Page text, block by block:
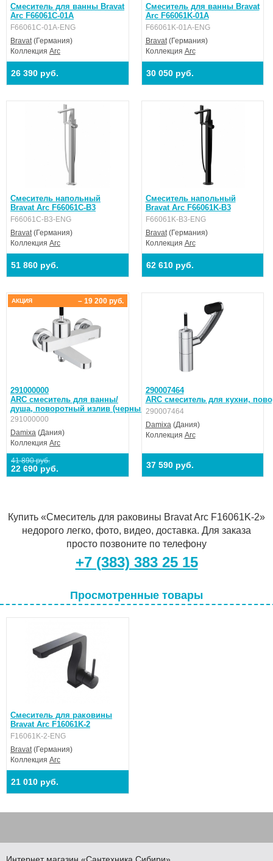
Смеситель для ванны Bravat
Arc F66061C-01A
F66061C-01A-ENG
Bravat(Германия)
Коллекция Arc
26 390 руб.
Смеситель для ванны Bravat
Arc F66061K-01A
F66061K-01A-ENG
Bravat(Германия)
Коллекция Arc
30 050 руб.
Смеситель напольный
Bravat Arc F66061C-B3
F66061C-B3-ENG
Bravat(Германия)
Коллекция Arc
51 860 руб.
Смеситель напольный
Bravat Arc F66061K-B3
F66061K-B3-ENG
Bravat(Германия)
Коллекция Arc
62 610 руб.
291000000
ARC смеситель для ванны/
душа, поворотный излив (черный)
291000000
Damixa (Дания)
Коллекция Arc
41 890 руб.
22 690 руб.
– 19 200 руб.
АКЦИЯ
290007464
ARC смеситель для кухни,
290007464
Damixa(Дания)
Коллекция Arc
37 590 руб.
Купить «Смеситель для раковины Bravat Arc F16061K-2»
недорого легко, фото, видео, доставка. Для заказа
просто позвоните по телефону
+7 (383) 383 25 15
Просмотренные товары
Смеситель для раковины
Bravat Arc F16061K-2
F16061K-2-ENG
Bravat(Германия)
Коллекция Arc
21 010 руб.